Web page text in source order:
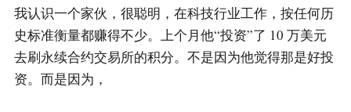
我认识一个家伙，很聪明，在科技行业工作，按任何历
史标准衡量都赚得不少。上个月他“投资”了 10 万美元
去刷永续合约交易所的积分。不是因为他觉得那是好投
资。而是因为，